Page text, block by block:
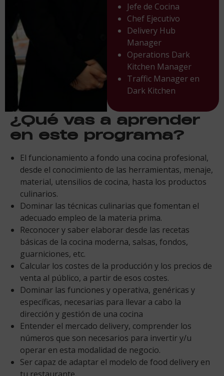
Jefe de Cocina
Chef Ejecutivo
Delivery Hub
Manager
Operations Dark
Kitchen Manager
Traffic Manager en
Dark Kitchen
¿Qué vas a aprender
en este programa?
El funcionamiento a fondo una cocina profesional,
desde el conocimiento de las herramientas, menaje,
material, utensilios de cocina, hasta los productos
culinarios.
Dominar las técnicas culinarias que fomentan el
adecuado empleo de la materia prima.
Reconocer y saber elaborar desde las recetas
básicas de la cocina moderna, salsas, fondos,
guarniciones, etc.
Calcular los costes de la producción y los precios de
venta al público, a partir de esos costes.
Dominar las funciones y operativa, genéricas y
específicas, necesarias para llevar a cabo la
dirección y gestión de una cocina
Entender el mercado delivery, comprender los
números que son necesarios para invertir y/u
operar en esta modalidad de negocio.
Ser capaz de adaptar el modelo de food delivery en